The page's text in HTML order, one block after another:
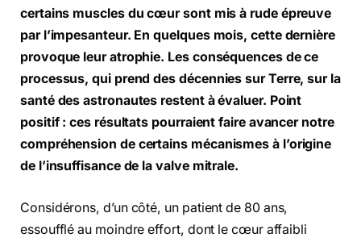
certains muscles du cœur sont mis à rude épreuve
par l’impesanteur. En quelques mois, cette dernière
provoque leur atrophie. Les conséquences de ce
processus, qui prend des décennies sur Terre, sur la
santé des astronautes restent à évaluer. Point
positif : ces résultats pourraient faire avancer notre
compréhension de certains mécanismes à l’origine
de l’insuffisance de la valve mitrale.
Considérons, d’un côté, un patient de 80 ans,
essoufflé au moindre effort, dont le cœur affaibli